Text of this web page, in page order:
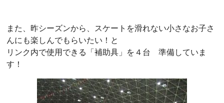
また、昨シーズンから、スケートを滑れない小さなお子さ
んにも楽しんでもらいたい！と
リンク内で使用できる「補助具」を４台 準備していま
す！